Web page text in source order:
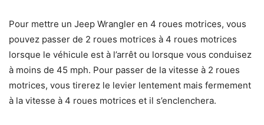
Pour mettre un Jeep Wrangler en 4 roues motrices, vous
pouvez passer de 2 roues motrices à 4 roues motrices
lorsque le véhicule est à l’arrêt ou lorsque vous conduisez
à moins de 45 mph. Pour passer de la vitesse à 2 roues
motrices, vous tirerez le levier lentement mais fermement
à la vitesse à 4 roues motrices et il s’enclenchera.